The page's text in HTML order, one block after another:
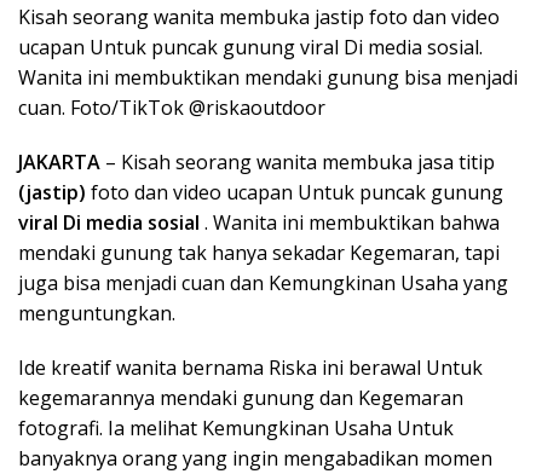
Kisah seorang wanita membuka jastip foto dan video
ucapan Untuk puncak gunung viral Di media sosial.
Wanita ini membuktikan mendaki gunung bisa menjadi
cuan. Foto/TikTok @riskaoutdoor
JAKARTA – Kisah seorang wanita membuka jasa titip
(jastip) foto dan video ucapan Untuk puncak gunung
viral Di media sosial . Wanita ini membuktikan bahwa
mendaki gunung tak hanya sekadar Kegemaran, tapi
juga bisa menjadi cuan dan Kemungkinan Usaha yang
menguntungkan.
Ide kreatif wanita bernama Riska ini berawal Untuk
kegemarannya mendaki gunung dan Kegemaran
fotografi. Ia melihat Kemungkinan Usaha Untuk
banyaknya orang yang ingin mengabadikan momen